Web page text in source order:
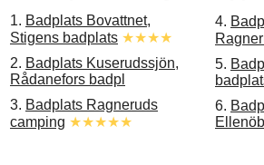
1. Badplats Bovattnet,
Stigens badplats ★★★★
2. Badplats Kuserudssjön,
Rådanefors badpl
3. Badplats Ragneruds
camping ★★★★★
4.
5.
6.